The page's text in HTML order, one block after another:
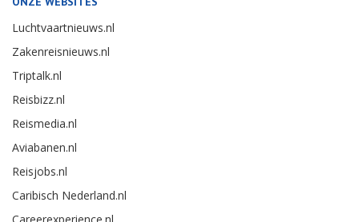
Luchtvaartnieuws.nl
Zakenreisnieuws.nl
Triptalk.nl
Reisbizz.nl
Reismedia.nl
Aviabanen.nl
Reisjobs.nl
Caribisch Nederland.nl